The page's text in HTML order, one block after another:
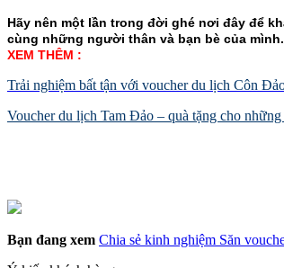
Hãy nên một lần trong đời ghé nơi đây để
cùng những người thân và bạn bè của mình.
XEM THÊM :
Trải nghiệm bất tận với voucher du lịch Côn
Voucher du lịch Tam Đảo – quà tặng cho
Bạn đang xem Chia sẻ kinh nghiệm Săn